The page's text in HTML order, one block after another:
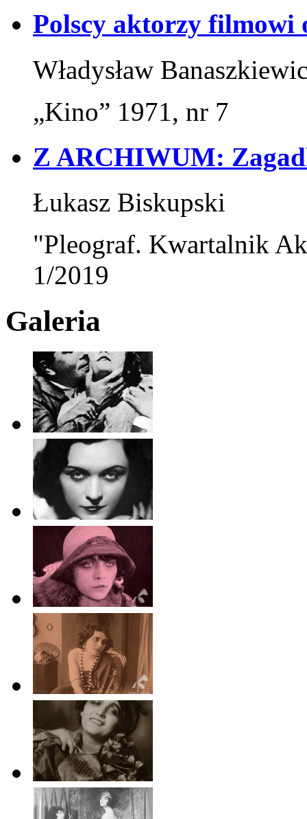
Polscy aktorzy filmowi
Władysław
„Kino” 1971, nr 7
Z ARCHIWUM:
Łukasz Biskupski
"Pleograf. Kwartalnik
1/2019
Galeria